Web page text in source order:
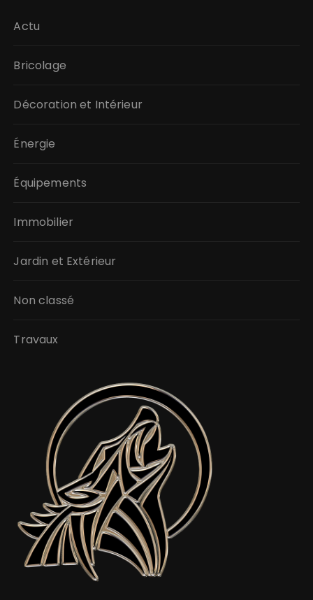
Actu
Bricolage
Décoration et Intérieur
Énergie
Équipements
Immobilier
Jardin et Extérieur
Non classé
Travaux